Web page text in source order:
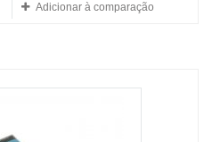
Adicionar à comparação